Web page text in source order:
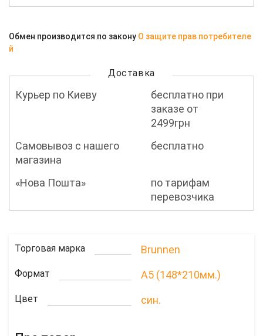
Обмен производится по закону О защите прав потребителе
й
Доставка
Курьер по Киеву
бесплатно при
заказе от
2499грн
Самовывоз с нашего
магазина
бесплатно
«Нова Пошта»
по тарифам
перевозчика
Торговая марка Brunnen
Формат A5 (148*210мм.)
Цвет син.